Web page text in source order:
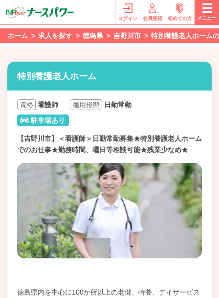
ログイン 会員登録 初めての方 メニュー
ホーム 求人を探す 徳島県 吉野川市 特別養護老人ホーム
特別養護老人ホーム
資格 看護師 雇用形態
日勤常勤
駐車場あり
【吉野川市】＜看護師＞日勤常勤募集★特別養護老人ホーム
でのお仕事★勤務時間、曜日等相談可能★残業少なめ★
徳島県内を中心に100か所以上の老健、特養、デイサービス